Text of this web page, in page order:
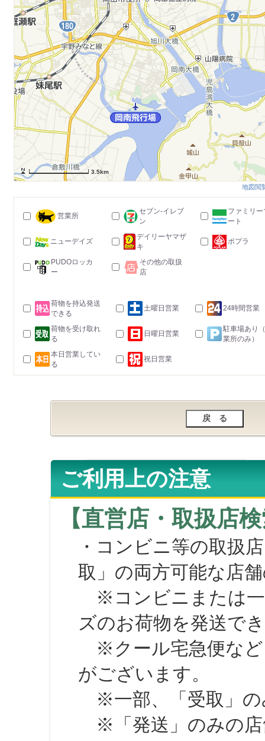
3.5km
地図閲
営業所
セブン-イレブ
ン
ファミリー
ート
ニューデイズ
デイリーヤマザ
キ
ポプラ
PUDOロッカ
ー
その他の取扱
店
荷物を持込発送
できる
土曜日営業 24時間営業
荷物を受け取れ
る
日曜日営業
駐車場あり
業所のみ）
本日営業してい
る
祝日営業
ご利用上の注意
【直営店・取扱店
・コンビニ等の取扱
取」の両方可能な店
※コンビニまたは一
ズのお荷物を発送で
※クール宅急便など
がございます。
※一部、「受取」の
※「発送」のみの店